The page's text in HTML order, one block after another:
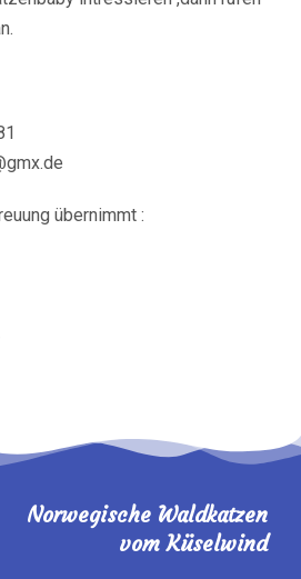
übernimmt :
Norwegische Waldkatzen
vom Küselwind